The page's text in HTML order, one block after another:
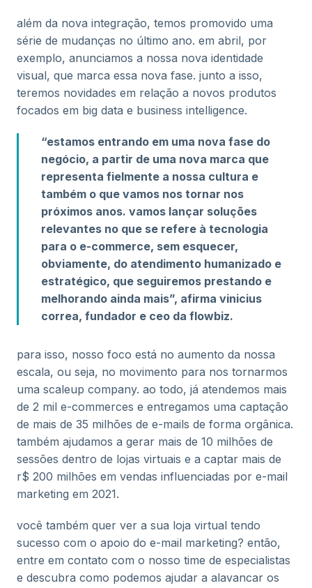
além da nova integração, temos promovido uma
série de mudanças no último ano. em abril, por
exemplo, anunciamos a nossa nova identidade
visual, que marca essa nova fase. junto a isso,
teremos novidades em relação a novos produtos
focados em big data e business intelligence.
“estamos entrando em uma nova fase do
negócio, a partir de uma nova marca que
representa fielmente a nossa cultura e
também o que vamos nos tornar nos
próximos anos. vamos lançar soluções
relevantes no que se refere à tecnologia
para o e-commerce, sem esquecer,
obviamente, do atendimento humanizado e
estratégico, que seguiremos prestando e
melhorando ainda mais”, afirma vinicius
correa, fundador e ceo da flowbiz.
para isso, nosso foco está no aumento da nossa
escala, ou seja, no movimento para nos tornarmos
uma scaleup company. ao todo, já atendemos mais
de 2 mil e-commerces e entregamos uma captação
de mais de 35 milhões de e-mails de forma orgânica.
também ajudamos a gerar mais de 10 milhões de
sessões dentro de lojas virtuais e a captar mais de
r$ 200 milhões em vendas influenciadas por e-mail
marketing em 2021.
você também quer ver a sua loja virtual tendo
sucesso com o apoio do e-mail marketing? então,
entre em contato com o nosso time de especialistas
e descubra como podemos ajudar a alavancar os